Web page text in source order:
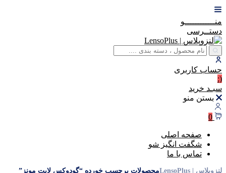
منــــــــــــو
دستــرسی
حساب کاربری
(:
سبـد خرید
بستن منو
0
صفحه اصلی
شگفت انگیز شو
تماس با ما
لنزوپلاس | LensoPlus محصولات برچسب خورده “گودوکس لایت مونز”